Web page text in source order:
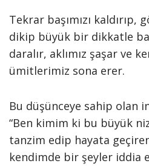
Tekrar başımızı kaldırıp,
dikip büyük bir dikkatle
daralır, aklımız şaşar ve
ümitlerimiz sona erer.
Bu düşünceye sahip olan
“Ben kimim ki bu büyük
tanzim edip hayata geçiren
kendimde bir şeyler iddia